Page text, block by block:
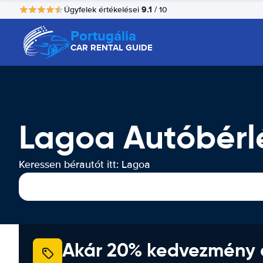
Ügyfelek értékelései 9.1 / 10
Portugália
CAR RENTAL GUIDE
Lagoa
Keressen bérautót itt: Lagoa
Akár 20% kedvezmény